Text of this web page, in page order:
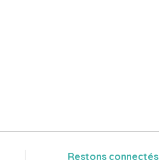
Restons connectés